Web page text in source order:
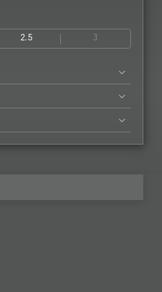
5050 5500
2.5 3